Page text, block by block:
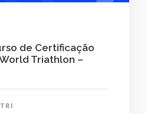
de Certificação
Triathlon –